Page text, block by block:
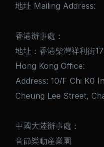
地址 Mailing Address:
香港辦事處：
地址：香港柴灣祥利街
Hong Kong Office:
Address: 10/F Chi K0
Cheung Lee Street,
中國大陸辦事處：
音節樂動産業園